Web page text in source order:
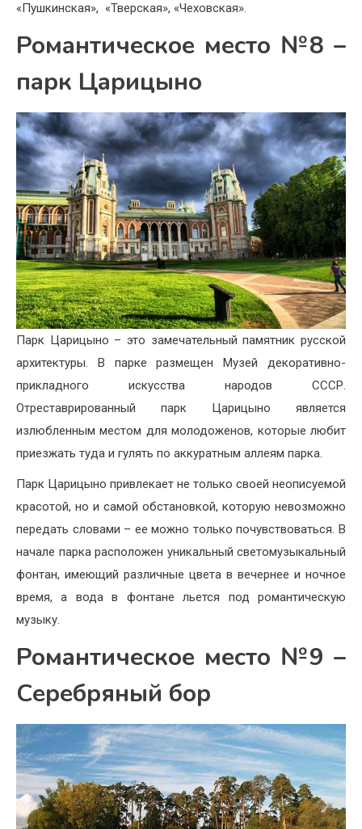
«Пушкинская», «Тверская», «Чеховская».
Романтическое место №8 –
парк Царицыно
Парк Царицыно – это замечательный памятник русской
архитектуры. В парке размещен Музей декоративно-
прикладного искусства народов СССР.
Отреставрированный парк Царицыно является
излюбленным местом для молодоженов, которые любит
приезжать туда и гулять по аккуратным аллеям парка.
Парк Царицыно привлекает не только своей неописуемой
красотой, но и самой обстановкой, которую невозможно
передать словами – ее можно только почувствоваться. В
начале парка расположен уникальный светомузыкальный
фонтан, имеющий различные цвета в вечернее и ночное
время, а вода в фонтане льется под романтическую
музыку.
Романтическое место №9 –
Серебряный бор